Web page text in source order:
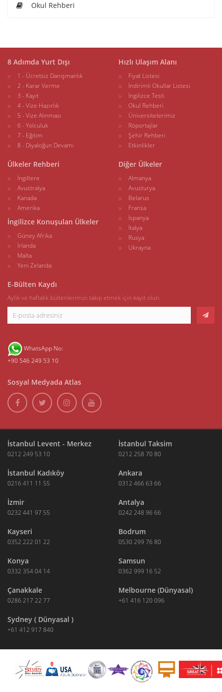
Okul Rehberi
8 Adımda Yurt Dışı
1 - Ücretsiz Danışmanlık
2 - Karar Verme
3 - Kayıt
4 - Vize Hazırlık
5 - Vize Alınması
6 - Yolculuk
7 - Eğitim
8 - Diyaloğun Devamı
Hızlı Ulaşım Alanı
Fiyat Listesi
İndirimli Okullar Listesi
İngilizce Testi
Okul Rehberi
Üniversitelerimiz
Röportajlar
Şehir Rehberi
Etkinlikler
Ülkeler Rehberi
İngiltere
Avustralya
Kanada
Amerika
İngilizce Konuşulan Ülkeler
Güney Afrika
İrlanda
Malta
Yeni Zelanda
Diğer Ülkeler
Almanya
Avusturya
Belarus
Fransa
İspanya
İtalya
Rusya
Ukrayna
E-Bülten Kaydı
Aylık ve haftalık bültenlerimizi takip etmek için kayıt olun.
WhatsApp No:
+90 546 249 53 10
Sosyal Medyada Atlas
İstanbul Levent - Merkez
0212 249 53 10
İstanbul Taksim
0212 258 70 80
İstanbul Kadıköy
0216 411 11 55
Ankara
0312 466 63 66
İzmir
0232 441 97 55
Antalya
0242 248 96 66
Kayseri
0352 222 01 22
Bodrum
0530 299 76 80
Konya
0332 354 04 14
Samsun
0362 999 16 52
Çanakkale
0286 217 22 77
Melbourne (Dünyasal)
+61 416 120 096
Sydney ( Dünyasal )
+61 412 917 840